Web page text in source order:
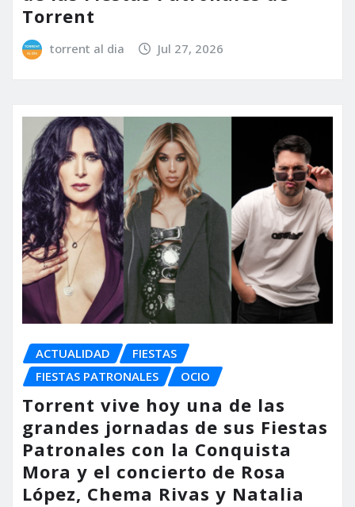
Torrent
torrent al dia Jul 27, 2026
ACTUALIDAD
FIESTAS
FIESTAS PATRONALES
OCIO
Torrent vive hoy una de las
grandes jornadas de sus Fiestas
Patronales con la Conquista
Mora y el concierto de Rosa
López, Chema Rivas y Natalia